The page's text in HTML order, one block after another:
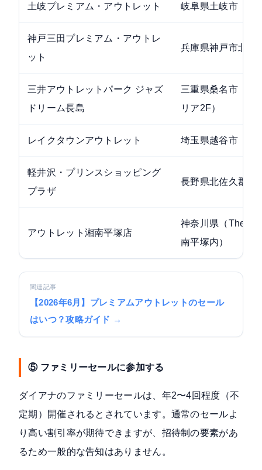
土岐プレミアム・アウトレット 岐阜県土岐市
神戸三田プレミアム・アウトレ
ット
兵庫県神戸市北区
三井アウトレットパーク ジャズ
ドリーム長島
三重県桑名市（ノ
リア2F）
レイクタウンアウトレット 埼玉県越谷市
軽井沢・プリンスショッピング
プラザ
長野県北佐久郡軽
アウトレット湘南平塚店
神奈川県（The
南平塚内）
関連記事
【2026年6月】プレミアムアウトレットのセール
はいつ？攻略ガイド →
⑤ ファミリーセールに参加する
ダイアナのファミリーセールは、年2〜4回程度（不
定期）開催されるとされています。通常のセールよ
り高い割引率が期待できますが、招待制の要素があ
るため一般的な告知はありません。